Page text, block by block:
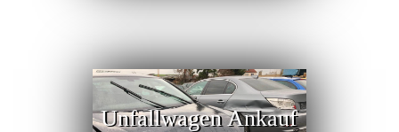
Unfallwagen Ankauf